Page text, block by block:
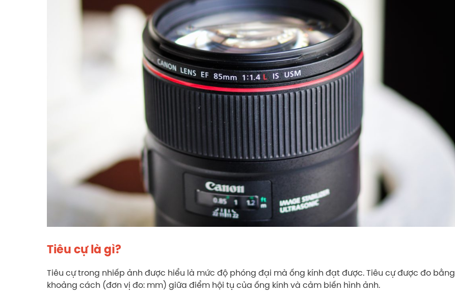
Tiêu cự là gì?
Tiêu cự trong nhiếp ảnh được hiểu là mức độ phóng đại mà ống kính đạt được. Tiêu cự được đo bằng
khoảng cách (đơn vị đo: mm) giữa điểm hội tụ của ống kính và cảm biến hình ảnh.